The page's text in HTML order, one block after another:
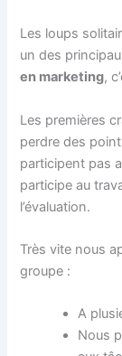
Les loups
un des
en marketing,
Les premières
perdre des
participent pas
participe au
l’évaluation.
Très vite nous
groupe :
A
Nous